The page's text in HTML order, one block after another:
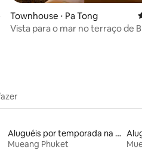
avaliação média de 5, 35
Townhouse ⋅ Pa Tong
Vista para o mar no terraço de
Aluguéis por temporada na orla
Mueang Phuket